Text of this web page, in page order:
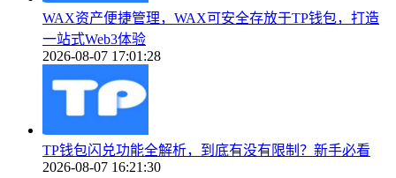
WAX资产便捷管理，WAX可安全存放于TP钱包，打造
一站式Web3体验
2026-08-07 17:01:28
TP钱包闪兑功能全解析，到底有没有限制？新手必看
2026-08-07 16:21:30